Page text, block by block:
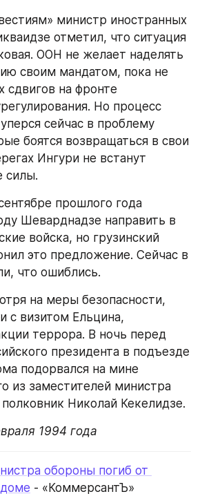
министр иностранных
отметил, что ситуация
ООН не желает наделять
своим мандатом, пока не
сдвигов на фронте
Но процесс
сейчас в проблему
боятся возвращаться в свои
Ингури не встанут
силы.
прошлого года
Шеварднадзе направить в
войска, но грузинский
это предложение. Сейчас в
что ошиблись.
на меры безопасности,
с визитом Ельцина,
террора. В ночь перед
президента в подъезде
подорвался на мине
из заместителей министра
Николай Кекелидзе.
1994 года
обороны погиб от
- «КоммерсантЪ»